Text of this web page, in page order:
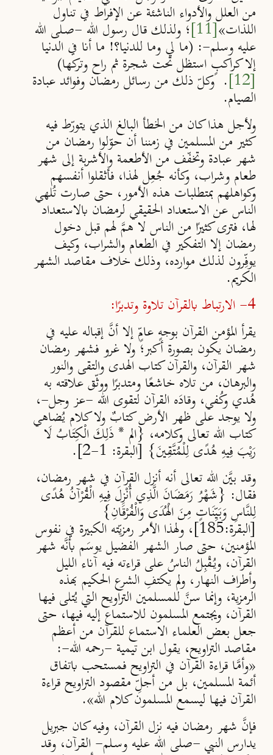
من العلل والأدواء الناشئة عن الإفراط في تناول
اللذات»[11] ؛ ولذلك قال رسول الله -صـلى الله
عليه وسلم-: (ما لي وما للدنيا؟! ما أنا في الدنيا
إلا كراكبٍ استظل تحت شجرة ثم راح وتركها)
[12] . وكلّ ذلك من رسائل رمضان وفوائد عبادة
الصيام.
ولأجل هذا كان من الخطأ البالغ الذي يتورّط فيه
كثير من المسلمين في زمننا أن حوّلوا رمضان من
شهر عبادة وتخفّف من الأطعمة والأشربة إلى شهر
طعام وشراب، وكأنه جُعِل لهذا، فأثقلوا أنفسهم
وكواهلهم بمتطلبات هذه الأمور، حتى صارت تُلهي
الناس عن الاستعداد الحقيقي لرمضان بالاستعداد
لها، فترى كثيرًا من الناس لا همَّ لهم قبل دخول
رمضان إلا التفكير في الطعام والشراب، وكيف
يوفِّرون لذلك موارده، وذلك خلاف مقاصد الشهر
الكريم.
4- الارتباط بالقرآن تلاوة وتدبرًا:
يقرأ المؤمن القرآن بوجهٍ عامٍّ إلا أنَّ إقباله عليه في
رمضان يكون بصورة أكبر؛ ولا غرو فشهر رمضان
شهر القرآن، والقرآن كتاب الهدى والتقى والنور
والبرهان، من تلاه خاشعًا ومتدبرًا ووثّق علاقته به
هُدي وكُفي، وقادَه القرآن لتقوى الله -عز وجل-،
ولا يوجد على ظهر الأرض كتابٌ ولا كلام يُضاهي
كتاب الله تعالى وكلامه، {الم * ذَلِكَ الْكِتَابُ لَا
رَيْبَ فِيهِ هُدًى لِلْمُتَّقِينَ} [البقرة: 1-2].
وقد بيَّن الله تعالى أنه أنزل القرآن في شهر رمضان،
فقال: {شَهْرُ رَمَضَانَ الَّذِي أُنْزِلَ فِيهِ الْقُرْآنُ هُدًى
لِلنَّاسِ وَبَيِّنَاتٍ مِنَ الْهُدَى وَالْفُرْقَانِ}
[البقرة:185]، ولهذا الأمر رمزيّته الكبيرة في نفوس
المؤمنين، حتى صار الشهر الفضيل يوسَم بأنَّه شهر
القرآن، ويُقْبِلُ الناسُ على قراءته فيه آناء الليل
وأطراف النهار، ولم يكتفِ الشرع الحكيم بهذه
الرمزية، وإنما سنَّ للمسلمين التراويح التي يُتلى فيها
القرآن، ويجتمع المسلمون للاستماع إليه فيها، حتى
جعل بعض العلماء الاستماع للقرآن من أعظم
مقاصد التراويح، يقول ابن تيمية -رحمه الله-:
«وأمَّا قراءة القرآن في التراويح فمستحب باتفاق
أئمة المسلمين، بل من أجلِّ مقصود التراويح قراءة
القرآن فيها ليسمع المسلمون كلام الله».
فإنَّ شهر رمضان فيه نزل القرآن، وفيه كان جبريل
يدارس النبي -صلى الله عليه وسـلم- القرآن، وقد